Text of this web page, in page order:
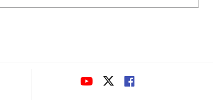
ENLACEENLACEENLACE